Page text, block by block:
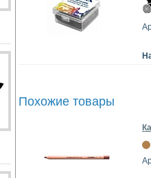
Похожие товары